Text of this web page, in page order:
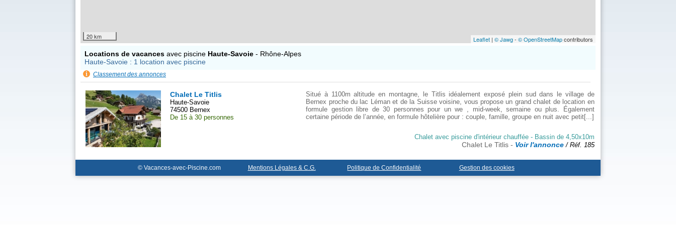
20 km Leaflet | © Jawg- © OpenStreetMapcontributors
Locations de vacances avec piscine Haute-Savoie - Rhône-Alpes
Haute-Savoie : 1 location avec piscine
Classement des annonces
Chalet Le Titlis
Haute-Savoie
74500 Bernex
De 15 à 30 personnes
Situé à 1100m altitude en montagne, le Titlis idéalement exposé plein sud dans le village de
Bernex proche du lac Léman et de la Suisse voisine, vous propose un grand chalet de location en
formule gestion libre de 30 personnes pour un we , mid-week, semaine ou plus. Également
certaine période de l’année, en formule hôtelière pour : couple, famille, groupe en nuit avec petit[...]
Chalet avec piscine d'intérieur chauffée - Bassin de 4,50x10m
Chalet Le Titlis - Voir l'annonce/ Réf. 185
© Vacances-avec-Piscine.com Mentions Légales & C.G. Politique de Confidentialité Gestion des cookies